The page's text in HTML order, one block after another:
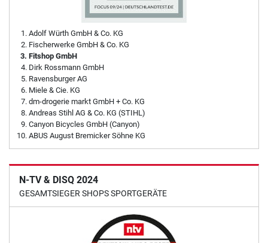
Adolf Würth GmbH & Co. KG
Fischerwerke GmbH & Co. KG
Fitshop GmbH
Dirk Rossmann GmbH
Ravensburger AG
Miele & Cie. KG
dm-drogerie markt GmbH + Co. KG
Andreas Stihl AG & Co. KG (STIHL)
Canyon Bicycles GmbH (Canyon)
ABUS August Bremicker Söhne KG
N-TV & DISQ 2024
GESAMTSIEGER SHOPS SPORTGERÄTE